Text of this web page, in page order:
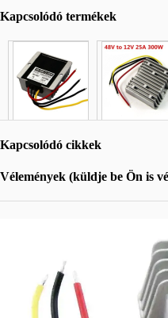
Kapcsolódó termékek
Kapcsolódó cikkek
Vélemények (küldje be Ön is